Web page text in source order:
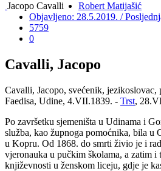
Jacopo Cavalli
Robert Matijašić
Objavljeno: 28.5.2019. /
5759
0
Cavalli, Jacopo
Cavalli, Jacopo, svećenik,
Faedisa, Udine, 4.VII.1839. - Trst,
Po završetku sjemeništa u Udinama i
služba, kao župnoga pomoćnika, bila u
u Kopru. Od 1868. do smrti živio je i
vjeronauka u pučkim školama, a zatim i
književnosti u ženskom liceju, gdje je